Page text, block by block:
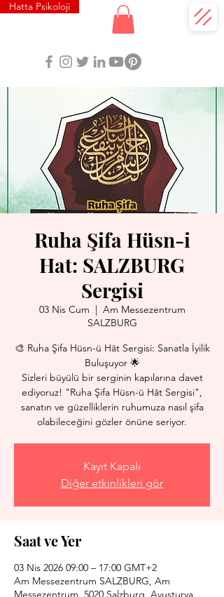
Hatta Psikoloji
Ruha Şifa Hüsn-i
Hat: SALZBURG
Sergisi
03 Nis Cum
  |
Am Messezentrum
SALZBURG
🎨 Ruha Şifa Hüsn-ü Hât Sergisi: Sanatla İyilik
Buluşuyor 🌟
Sizleri büyülü bir serginin kapılarına davet
ediyoruz! "Ruha Şifa Hüsn-ü Hât Sergisi",
sanatın ve güzelliklerin ruhumuza nasıl şifa
olabileceğini gözler önüne seriyor.
Kayıt Kapalı
Diğer etkinlikleri gör
Saat ve Yer
03 Nis 2026 09:00 – 17:00 GMT+2
Am Messezentrum SALZBURG, Am
Messezentrum, 5020 Salzburg, Avusturya